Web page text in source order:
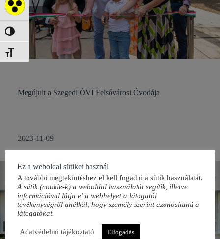
Akadálymentes mód
Nagy kontraszt váltása
Betűméret váltása
Megújult a Szegedi ÓVI Felsővárosi Óvodája
2023-11-09
Ez a weboldal sütiket használ
A további megtekintéshez el kell fogadni a sütik használatát.
A sütik (cookie-k) a weboldal használatát segítik, illetve
információval látja el a webhelyet a látogatói
tevékenységről anélkül, hogy személy szerint azonosítaná a
látogatókat.
Adatvédelmi tájékoztató Elfogadás